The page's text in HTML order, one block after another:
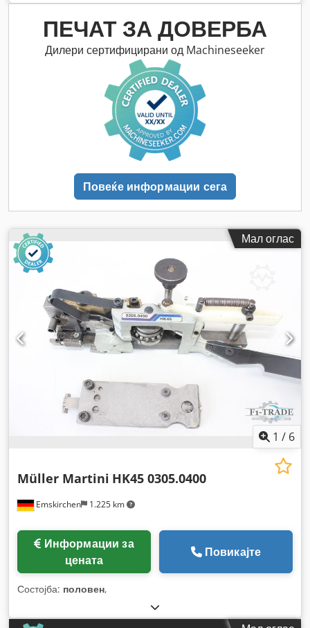
ПЕЧАТ ЗА ДОВЕРБА
Дилери сертифицирани од Machineseeker
Повеќе информации сега
Мал оглас
1 / 6
Emskirchen 1.225 km
Müller Martini HK45 0305.0400
цената
Повикајте
Состојба: половен,